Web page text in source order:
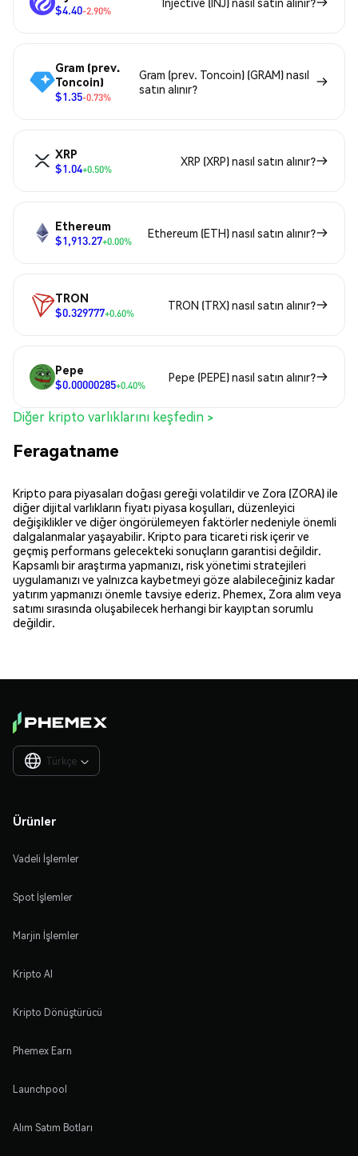
$4.40-2.90%
Gram (prev.
Toncoin)
$1.35-0.73%
Gram (prev. Toncoin) (GRAM) nasıl
satın alınır?
XRP
$1.04+0.50%
XRP (XRP) nasıl satın alınır?
Ethereum
$1,913.27+0.00%
Ethereum (ETH) nasıl satın alınır?
TRON
$0.329777+0.60%
TRON (TRX) nasıl satın alınır?
Pepe
$0.00000285+0.40%
Pepe (PEPE) nasıl satın alınır?
Diğer kripto varlıklarını keşfedin >
Feragatname
Kripto para piyasaları doğası gereği volatildir ve Zora (ZORA) ile
diğer dijital varlıkların fiyatı piyasa koşulları, düzenleyici
değişiklikler ve diğer öngörülemeyen faktörler nedeniyle önemli
dalgalanmalar yaşayabilir. Kripto para ticareti risk içerir ve
geçmiş performans gelecekteki sonuçların garantisi değildir.
Kapsamlı bir araştırma yapmanızı, risk yönetimi stratejileri
uygulamanızı ve yalnızca kaybetmeyi göze alabileceğiniz kadar
yatırım yapmanızı önemle tavsiye ederiz. Phemex, Zora alım veya
satımı sırasında oluşabilecek herhangi bir kayıptan sorumlu
değildir.
Türkçe 
Ürünler
Vadeli İşlemler
Spot İşlemler
Marjin İşlemler
Kripto Al
Kripto Dönüştürücü
Phemex Earn
Launchpool
Alım Satım Botları